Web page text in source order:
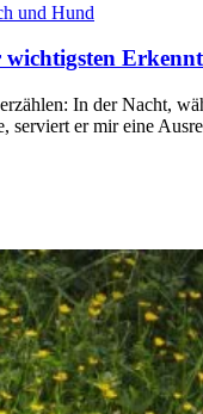
und Hund
In der Nacht,
er mir eine